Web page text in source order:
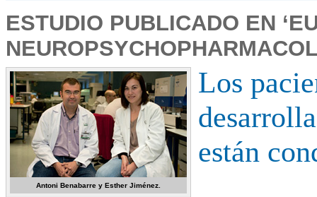
ESTUDIO PUBLICADO EN
Antoni Benabarre y Esther Jiménez.
Los
están